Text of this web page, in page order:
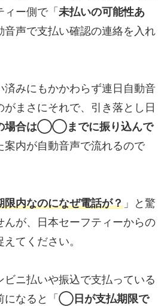
ー側で「 未払いの可能性あ
音声で支払い確認の連絡を入れ
済みにもかかわらず連日自動音
がまさにそれで、引き落とし日
場合は◯◯までに振り込んで
案内が自動音声で流れるので
限内なのになぜ電話が？ 」と驚
んが、日本セーフティーからの
てください。
ニ払いや振込で支払っている
なると「 ◯日が支払期限で